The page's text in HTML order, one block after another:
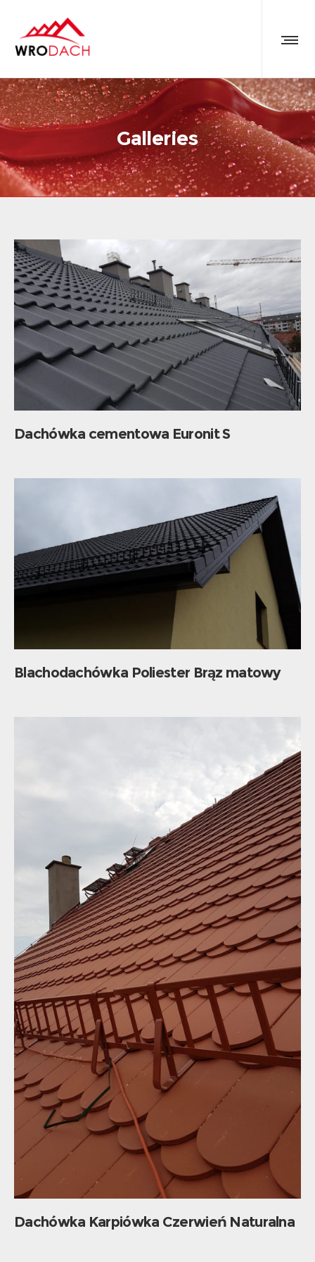
Galleries
Dachówka cementowa Euronit S
Blachodachówka Poliester Brąz matowy
Dachówka Karpiówka Czerwień Naturalna